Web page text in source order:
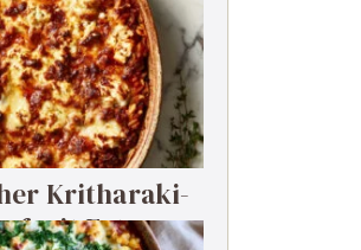
Kritharaki-
mit Feta